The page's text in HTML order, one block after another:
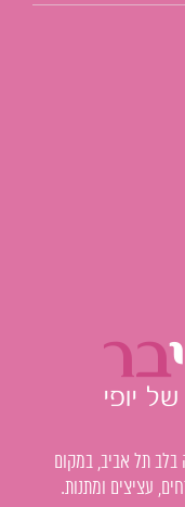
בלב תל אביב, במקום
עציצים ומתנות.